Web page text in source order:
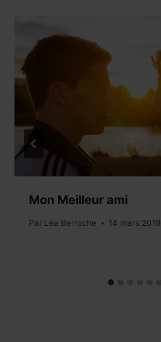
Mon Meilleur ami
Par Léa Berroche 14 mars 2019